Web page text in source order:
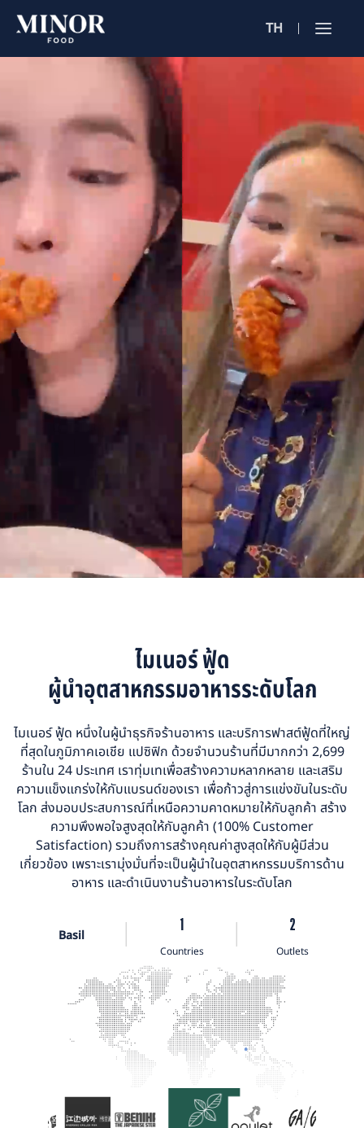
ไมเนอร์ ฟู้ด
ผู้นำอุตสาหกรรมอาหารระดับโลก
ไมเนอร์ ฟู้ด หนึ่งในผู้นำธุรกิจร้านอาหาร และบริการฟาสต์ฟู้ดที่ใหญ่
ที่สุดในภูมิภาคเอเชีย แปซิฟิก ด้วยจำนวนร้านที่มีมากกว่า 2,699
ร้านใน 24 ประเทศ เราทุ่มเทเพื่อสร้างความหลากหลาย และเสริม
ความแข็งแกร่งให้กับแบรนด์ของเรา เพื่อก้าวสู่การแข่งขันในระดับ
โลก ส่งมอบประสบการณ์ที่เหนือความคาดหมายให้กับลูกค้า สร้าง
ความพึงพอใจสูงสุดให้กับลูกค้า (100% Customer
Satisfaction) รวมถึงการสร้างคุณค่าสูงสุดให้กับผู้มีส่วน
เกี่ยวข้อง เพราะเรามุ่งมั่นที่จะเป็นผู้นำในอุตสาหกรรมบริการด้าน
อาหาร และดำเนินงานร้านอาหารในระดับโลก
Basil
1
Countries
2
Outlets
Jobs
ค้นหาจากลักษณะ
ค้นหาจากชื่อร้าน
ค้นหาจากเนื้อหา
TH